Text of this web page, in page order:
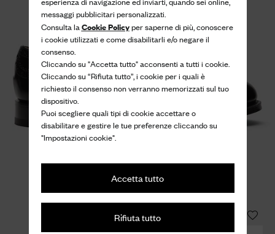
messaggi pubblicitari personalizzati.
Consulta la Cookie Policyper saperne di più, conoscere
i cookie utilizzati e come disabilitarli e/o negare il
consenso.
Cliccando su "Accetta tutto" acconsenti a tutti i cookie.
Cliccando su “Rifiuta tutto”, i cookie per i quali è
richiesto il consenso non verranno memorizzati sul tuo
dispositivo.
Puoi scegliere quali tipi di cookie accettare o
disabilitare e gestire le tue preferenze cliccando su
"Impostazioni cookie".
Accetta tutto
Rifiuta tutto